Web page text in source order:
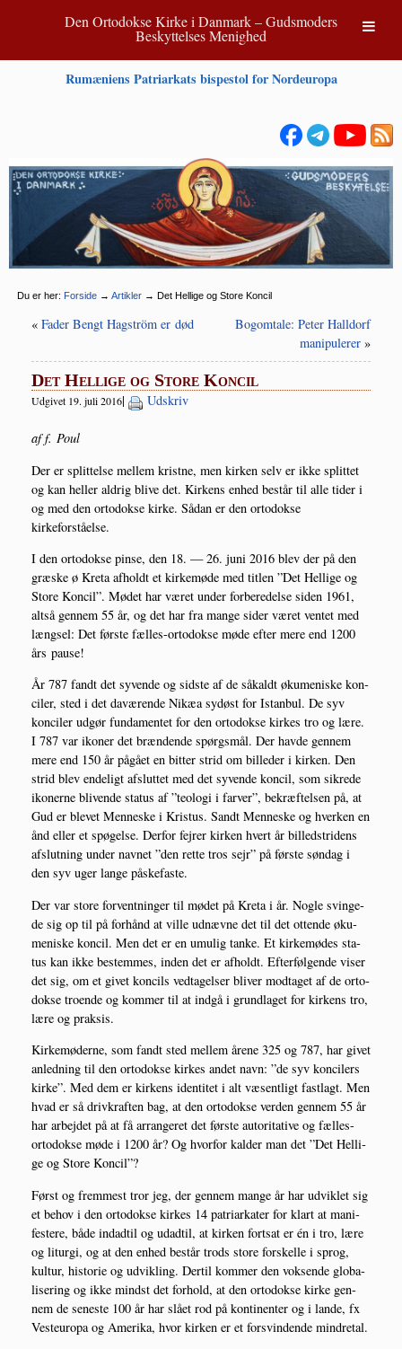
Den Ortodokse Kirke i Danmark – Gudsmoders
Beskyttelses Menighed
Rumæniens Patriarkats bispestol for Nordeuropa
Du er her: Forside → Artikler → Det Hellige og Store Koncil
« Fader Bengt Hagström er død
Bogomtale: Peter Halldorf
manipulerer »
Det Hellige og Store Koncil
Udgivet 19. juli 2016| Udskriv
af f. Poul
Der er split­tel­se mel­lem krist­ne, men kir­ken selv er ikke split­tet
og kan hel­ler aldrig bli­ve det. Kir­kens enhed består til alle tider i
og med den orto­dok­se kir­ke. Sådan er den orto­dok­se
kirkeforståelse.
I den orto­dok­se pin­se, den 18. — 26. juni 2016 blev der på den
græ­ske ø Kre­ta afholdt et kir­ke­mø­de med tit­len ”Det Hel­li­ge og
Sto­re Kon­cil”. Mødet har været under for­be­re­del­se siden 1961,
alt­så gen­nem 55 år, og det har fra man­ge sider været ven­tet med
længsel: Det før­ste fæl­les-orto­dok­se møde efter mere end 1200
års pause!
År 787 fandt det syven­de og sid­ste af de såkaldt øku­me­ni­ske kon­
ci­ler, sted i det davæ­ren­de Nikæa sydøst for Istan­bul. De syv
kon­ci­ler udgør fun­da­men­tet for den orto­dok­se kir­kes tro og lære.
I 787 var iko­ner det bræn­den­de spørgs­mål. Der hav­de gen­nem
mere end 150 år pågå­et en bit­ter strid om bil­le­der i kir­ken. Den
strid blev ende­ligt afslut­tet med det syven­de kon­cil, som sik­re­de
iko­ner­ne bli­ven­de sta­tus af ”teo­lo­gi i far­ver”, bekræf­tel­sen på, at
Gud er ble­vet Men­ne­ske i Kristus. Sandt Men­ne­ske og hver­ken en
ånd eller et spø­gel­se. Der­for fejrer kir­ken hvert år bil­ledstri­dens
afslut­ning under nav­net ”den ret­te tros sejr” på før­ste søn­dag i
den syv uger lan­ge påskefaste.
Der var sto­re for­vent­nin­ger til mødet på Kre­ta i år. Nog­le svin­ge­
de sig op til på for­hånd at vil­le udnæv­ne det til det otten­de øku­
me­ni­ske kon­cil. Men det er en umu­lig tan­ke. Et kir­ke­mø­des sta­
tus kan ikke bestem­mes, inden det er afholdt. Efter­føl­gen­de viser
det sig, om et givet kon­cils ved­ta­gel­ser bli­ver mod­ta­get af de orto­
dok­se tro­en­de og kom­mer til at ind­gå i grund­la­get for kir­kens tro,
lære og praksis.
Kir­ke­mø­de­r­ne, som fandt sted mel­lem åre­ne 325 og 787, har givet
anled­ning til den orto­dok­se kir­kes andet navn: ”de syv kon­ci­lers
kir­ke”. Med dem er kir­kens iden­ti­tet i alt væsent­ligt fast­lagt. Men
hvad er så driv­kraf­ten bag, at den orto­dok­se ver­den gen­nem 55 år
har arbej­det på at få arran­ge­ret det før­ste auto­ri­ta­ti­ve og fæl­les-
orto­dok­se møde i 1200 år? Og hvor­for kal­der man det ”Det Hel­li­
ge og Sto­re Koncil”?
Først og frem­mest tror jeg, der gen­nem man­ge år har udvik­let sig
et behov i den orto­dok­se kir­kes 14 patri­ar­ka­ter for klart at mani­
feste­re, både indadtil og udadtil, at kir­ken fort­sat er én i tro, lære
og litur­gi, og at den enhed består trods sto­re for­skel­le i sprog,
kul­tur, histo­rie og udvik­ling. Der­til kom­mer den vok­sen­de glo­ba­
li­se­ring og ikke mindst det for­hold, at den orto­dok­se kir­ke gen­
nem de sene­ste 100 år har slå­et rod på kon­ti­nen­ter og i lan­de, fx
Vest­eu­ro­pa og Ame­ri­ka, hvor kir­ken er et for­svin­den­de mindretal.